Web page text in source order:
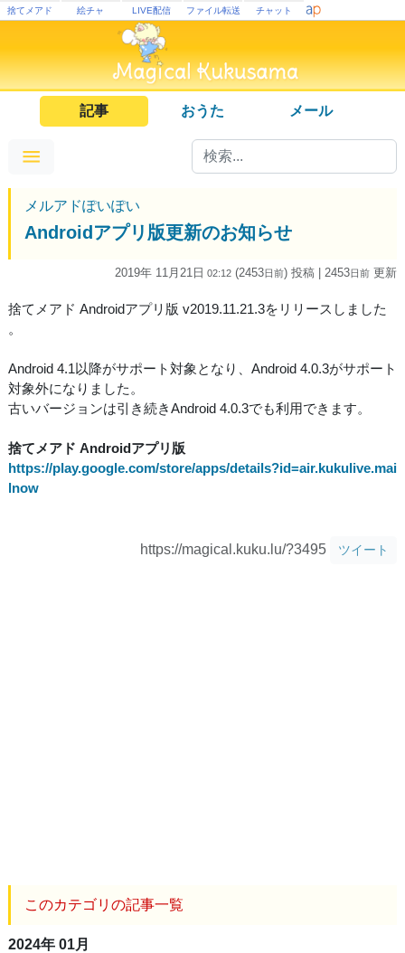
捨てメアド 絵チャ LIVE配信 ファイル転送 チャット
記事 おうた メール
メルアドぽいぽい
Androidアプリ版更新のお知らせ
2019年 11月21日 02:12 (2453日前) 投稿 | 2453日前 更新
捨てメアド Androidアプリ版 v2019.11.21.3をリリースしました
。
Android 4.1以降がサポート対象となり、Android 4.0.3がサポート
対象外になりました。
古いバージョンは引き続きAndroid 4.0.3でも利用できます。
捨てメアド Androidアプリ版
https://play.google.com/store/apps/details?id=air.kukulive.mai
lnow
https://magical.kuku.lu/?3495 ツイート
このカテゴリの記事一覧
2024年 01月